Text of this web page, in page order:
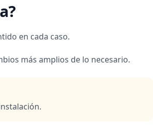
en cada caso.
más amplios de lo necesario.